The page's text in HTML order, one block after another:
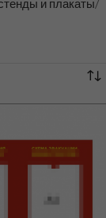
и плакаты